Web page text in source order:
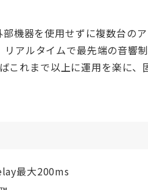
機器を使用せずに複数台の
アルタイムで最先端の音響
れまで以上に運用を楽に、
最大200ms